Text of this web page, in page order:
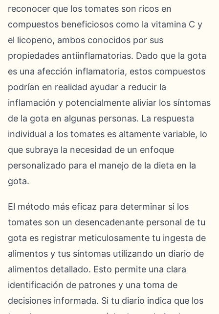
reconocer que los tomates son ricos en
compuestos beneficiosos como la vitamina C y
el licopeno, ambos conocidos por sus
propiedades antiinflamatorias. Dado que la gota
es una afección inflamatoria, estos compuestos
podrían en realidad ayudar a reducir la
inflamación y potencialmente aliviar los síntomas
de la gota en algunas personas. La respuesta
individual a los tomates es altamente variable, lo
que subraya la necesidad de un enfoque
personalizado para el manejo de la dieta en la
gota.
El método más eficaz para determinar si los
tomates son un desencadenante personal de tu
gota es registrar meticulosamente tu ingesta de
alimentos y tus síntomas utilizando un diario de
alimentos detallado. Esto permite una clara
identificación de patrones y una toma de
decisiones informada. Si tu diario indica que los